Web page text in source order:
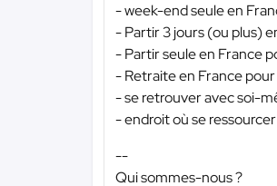
- week-end seule en
- Partir 3 jours (ou plus)
- Partir seule en France
- Retraite en France
- se retrouver avec soi-
- endroit où se ressourcer
--
Qui sommes-nous ?